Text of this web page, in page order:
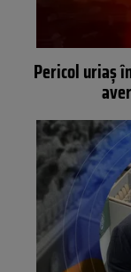
Pericol uriaș